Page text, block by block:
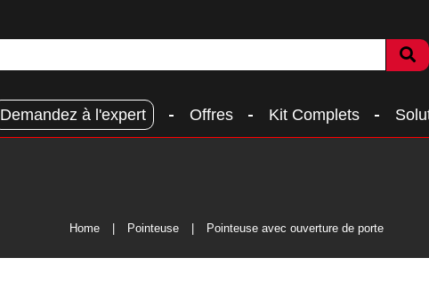
Demandez à l'expert Offres Kit Complets
Home Pointeuse Pointeuse avec ouverture de porte